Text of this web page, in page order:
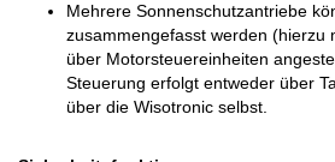
Mehrere Sonnenschutzantriebe
zusammengefasst werden (hierzu
über Motorsteuereinheiten
Steuerung erfolgt entweder über
über die Wisotronic selbst.